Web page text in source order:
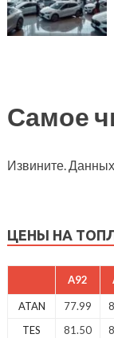
Самое
Извините. Данных
ЦЕНЫ НА
A92
ATAN 77.99
TES
81.50